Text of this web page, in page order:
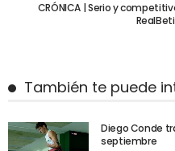
CRÓNICA | Serio y
También te puede
Diego Conde
septiembre